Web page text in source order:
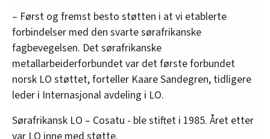
– Først og fremst besto støtten i at vi etablerte
forbindelser med den svarte sørafrikanske
fagbevegelsen. Det sørafrikanske
metallarbeiderforbundet var det første forbundet
norsk LO støttet, forteller Kaare Sandegren, tidligere
leder i Internasjonal avdeling i LO.
Sørafrikansk LO – Cosatu - ble stiftet i 1985. Året etter